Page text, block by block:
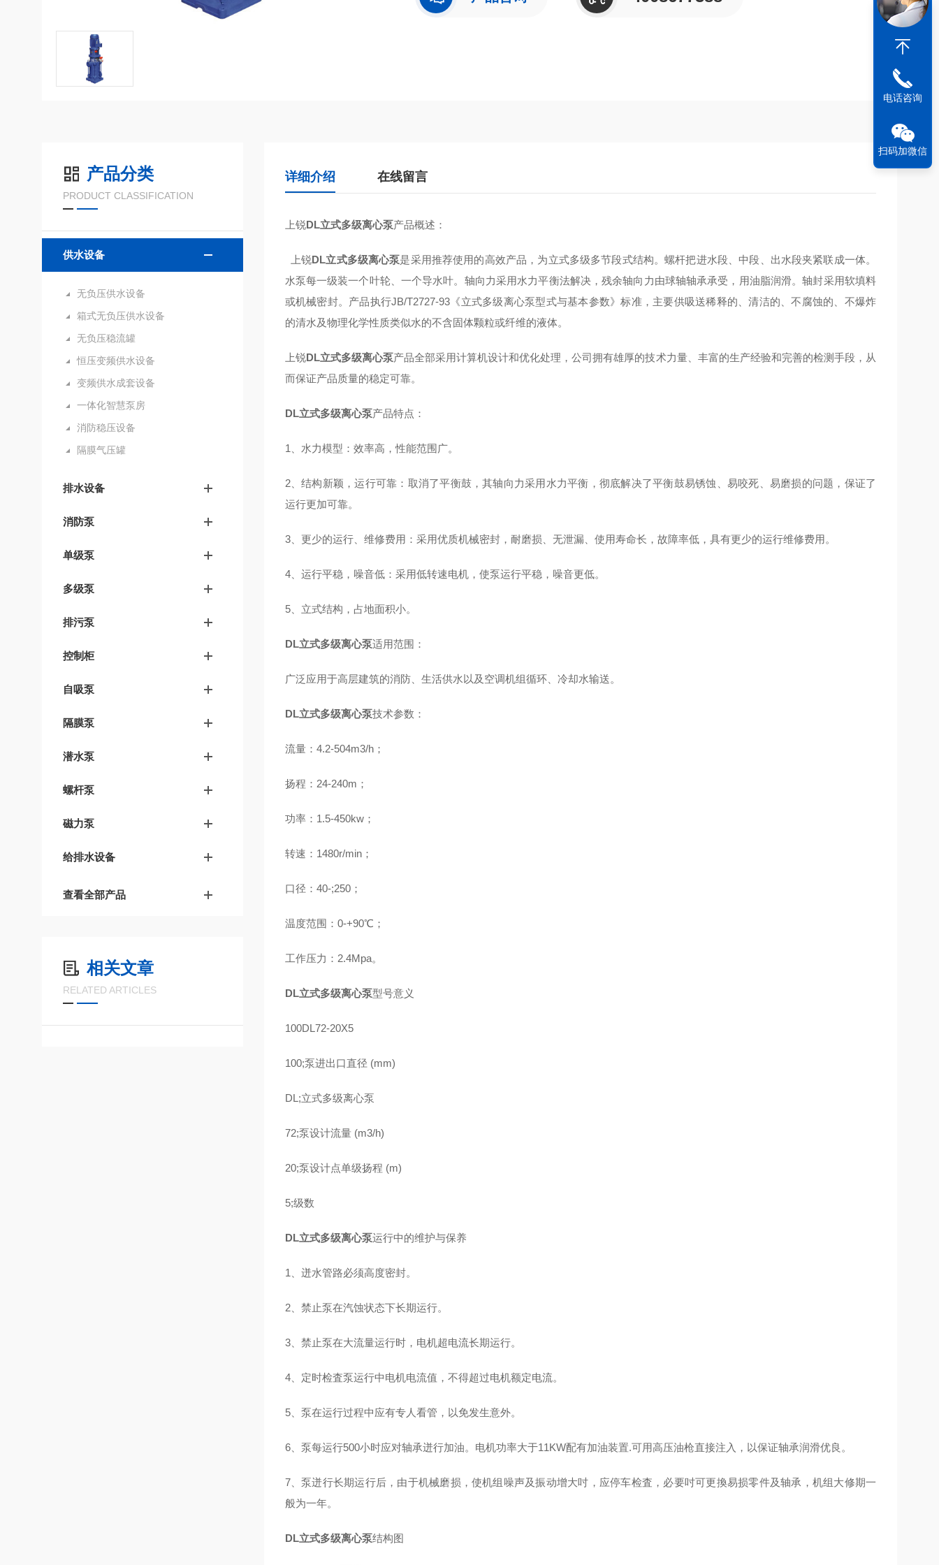
产品分类
PRODUCT CLASSIFICATION
供水设备
无负压供水设备
箱式无负压供水设备
无负压稳流罐
恒压变频供水设备
变频供水成套设备
一体化智慧泵房
消防稳压设备
隔膜气压罐
排水设备
消防泵
单级泵
多级泵
排污泵
控制柜
自吸泵
隔膜泵
潜水泵
螺杆泵
磁力泵
给排水设备
查看全部产品
相关文章
RELATED ARTICLES
详细介绍 在线留言
上锐DL立式多级离心泵产品概述：
上锐DL立式多级离心泵是采用推荐使用的高效产品，为立式多级多节段式结构。螺杆把进水段、中段、出水段夹紧联成一体。
水泵每一级装一个叶轮、一个导水叶。轴向力采用水力平衡法解决，残余轴向力由球轴轴承承受，用油脂润滑。轴封采用软填料
或机械密封。产品执行JB/T2727-93《立式多级离心泵型式与基本参数》标准，主要供吸送稀释的、清洁的、不腐蚀的、不爆炸
的清水及物理化学性质类似水的不含固体颗粒或纤维的液体。
上锐DL立式多级离心泵产品全部采用计算机设计和优化处理，公司拥有雄厚的技术力量、丰富的生产经验和完善的检测手段，从
而保证产品质量的稳定可靠。
DL立式多级离心泵产品特点：
1、水力模型：效率高，性能范围广。
2、结构新颖，运行可靠：取消了平衡鼓，其轴向力采用水力平衡，彻底解决了平衡鼓易锈蚀、易咬死、易磨损的问题，保证了
运行更加可靠。
3、更少的运行、维修费用：采用优质机械密封，耐磨损、无泄漏、使用寿命长，故障率低，具有更少的运行维修费用。
4、运行平稳，噪音低：采用低转速电机，使泵运行平稳，噪音更低。
5、立式结构，占地面积小。
DL立式多级离心泵适用范围：
广泛应用于高层建筑的消防、生活供水以及空调机组循环、冷却水输送。
DL立式多级离心泵技术参数：
流量：4.2-504m3/h；
扬程：24-240m；
功率：1.5-450kw；
转速：1480r/min；
口径：40-;250；
温度范围：0-+90℃；
工作压力：2.4Mpa。
DL立式多级离心泵型号意义
100DL72-20X5
100;泵进出口直径 (mm)
DL;立式多级离心泵
72;泵设计流量 (m3/h)
20;泵设计点单级扬程 (m)
5;级数
DL立式多级离心泵运行中的维护与保养
1、迸水管路必须高度密封。
2、禁止泵在汽蚀状态下长期运行。
3、禁止泵在大流量运行时，电机超电流长期运行。
4、定时检査泵运行中电机电流值，不得超过电机额定电流。
5、泵在运行过程中应有专人看管，以免发生意外。
6、泵每运行500小时应对轴承迸行加油。电机功率大于11KW配有加油装置.可用高压油枪直接注入，以保证轴承润滑优良。
7、泵迸行长期运行后，由于机械磨损，使机组噪声及振动增大吋，应停车检査，必要吋可更換易损零件及轴承，机组大修期一
般为一年。
DL立式多级离心泵结构图
电话咨询
扫码加微信